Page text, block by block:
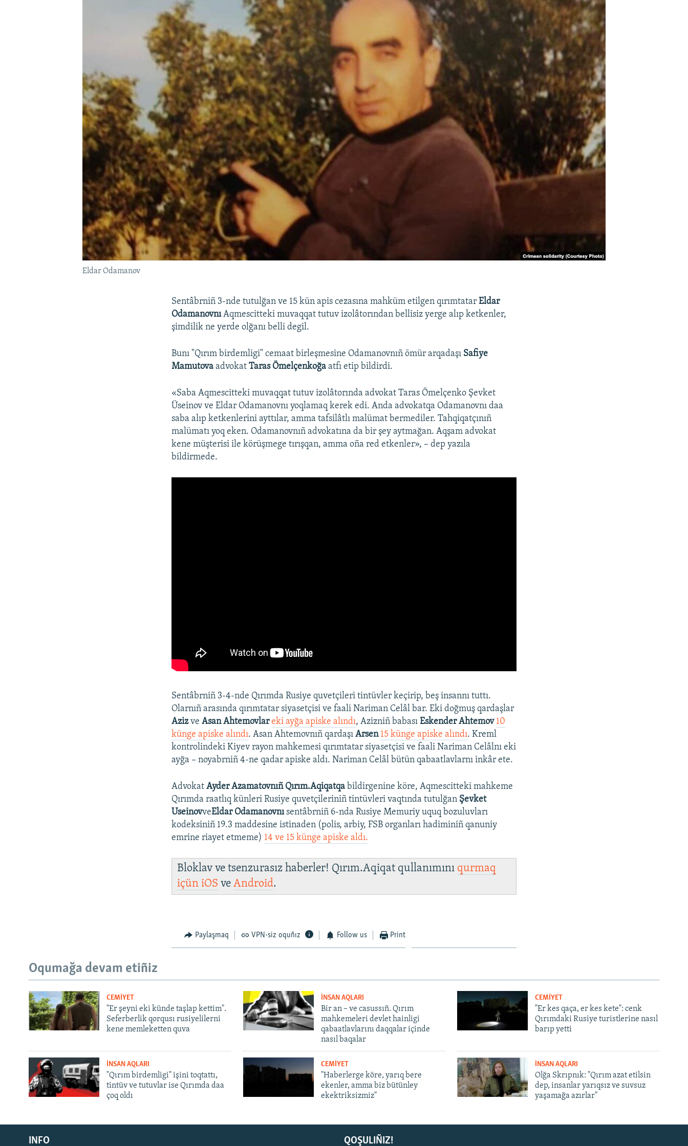
Русский
Українською
Eldar Odamanov
Sentâbrniñ 3-nde tutulğan ve 15 kün apis cezasına mahküm etilgen qırımtatarEldar
OdamanovnıAqmescitteki muvaqqat tutuv izolâtorından bellisiz yerge alıp ketkenler,
şimdilik ne yerde olğanı belli degil.
Bunı "Qırım birdemligi" cemaat birleşmesine Odamanovnıñ ömür arqadaşı Safiye
Mamutova advokatTaras Ömelçenkoğaatfı etip bildirdi.
«Saba Aqmescitteki muvaqqat tutuv izolâtorında advokat Taras Ömelçenko Şevket
Üseinov ve Eldar Odamanovnı yoqlamaq kerek edi. Anda advokatqa Odamanovnı daa
saba alıp ketkenlerini ayttılar, amma tafsilâtlı malümat bermediler. Tahqiqatçınıñ
malümatı yoq eken. Odamanovnıñ advokatına da bir şey aytmağan. Aqşam advokat
kene müşterisi ile körüşmege tırışqan, amma oña red etkenler», – dep yazıla
bildirmede.
Sentâbrniñ 3-4-nde Qırımda Rusiye quvetçileri tintüvler keçirip, beş insannı tuttı.
Olarnıñ arasında qırımtatar siyasetçisi ve faali Nariman Celâl bar. Eki doğmuş qardaşlar
AzizveAsan Ahtemovlar eki ayğa apiske alındı, Azizniñ babasıEskender Ahtemov 10
künge apiske alındı. Asan Ahtemovnıñ qardaşıArsen 15 künge apiske alındı. Kreml
kontrolindeki Kiyev rayon mahkemesi qırımtatar siyasetçisi ve faali Nariman Celâlnı eki
ayğa – noyabrniñ 4-ne qadar apiske aldı. Nariman Celâl bütün qabaatlavlarnı inkâr ete.
AdvokatAyder Azamatovnıñ Qırım.Aqiqatqa bildirgenine köre, Aqmescitteki mahkeme
Qırımda raatlıq künleri Rusiye quvetçileriniñ tintüvleri vaqtında tutulğan Şevket
UseinovveEldar Odamanovnısentâbrniñ 6-nda Rusiye Memuriy uquq bozuluvları
kodeksiniñ 19.3 maddesine istinaden (polis, arbiy, FSB organları hadiminiñ qanuniy
emrine riayet etmeme) 14 ve 15 künge apiske aldı.
Bloklav ve tsenzurasız haberler! Qırım.Aqiqat qullanımını qurmaq
içüniOS veAndroid.
Paylaşmaq VPN-siz oquñız Follow us Print
Oqumağa devam etiñiz
CEMİYET
"Er şeyni eki künde taşlap kettim".
Seferberlik qorqusı rusiyelilerni
kene memleketten quva
İNSAN AQLARI
Bir an – ve casussıñ. Qırım
mahkemeleri devlet hainligi
qabaatlavlarını daqqalar içinde
nasıl baqalar
CEMİYET
"Er kes qaça, er kes kete": cenk
Qırımdaki Rusiye turistlerine nasıl
barıp yetti
İNSAN AQLARI
"Qırım birdemligi" işini toqtattı,
tintüv ve tutuvlar ise Qırımda daa
çoq oldı
CEMİYET
"Haberlerge köre, yarıq bere
ekenler, amma biz bütünley
ekektriksizmiz"
İNSAN AQLARI
Olğa Skrıpnık: "Qırım azat etilsin
dep, insanlar yarıqsız ve suvsuz
yaşamağa azırlar"
QOŞULIÑIZ!
INFO